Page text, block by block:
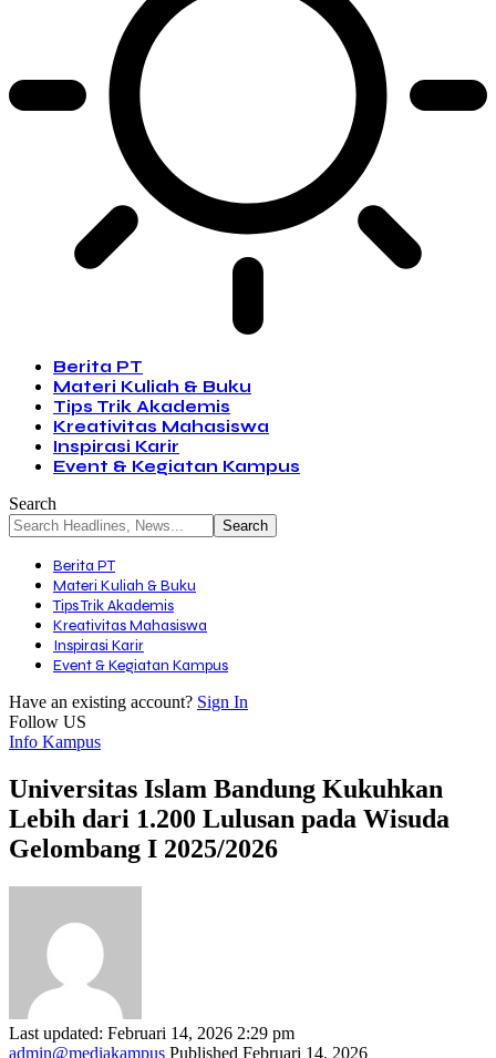
Berita PT
Materi Kuliah & Buku
Tips Trik Akademis
Kreativitas Mahasiswa
Inspirasi Karir
Event & Kegiatan Kampus
Search
Berita PT
Materi Kuliah & Buku
Tips Trik Akademis
Kreativitas Mahasiswa
Inspirasi Karir
Event & Kegiatan Kampus
Have an existing account? Sign In
Follow US
Info Kampus
Universitas Islam Bandung Kukuhkan
Lebih dari 1.200 Lulusan pada Wisuda
Gelombang I 2025/2026
Last updated: Februari 14, 2026 2:29 pm
admin@mediakampus Published Februari 14, 2026